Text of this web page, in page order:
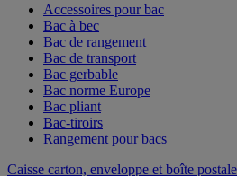
Accessoires pour bac
Bac à bec
Bac de rangement
Bac de transport
Bac gerbable
Bac norme Europe
Bac pliant
Bac-tiroirs
Rangement pour bacs
Caisse carton, enveloppe et boîte postale